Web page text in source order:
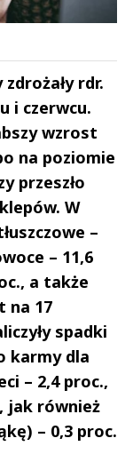
rdr.
i czerwcu.
wzrost
na poziomie
przeszło
W
–
– 11,6
a także
na 17
spadki
karmy dla
– 2,4 proc.,
jak również
– 0,3 proc.